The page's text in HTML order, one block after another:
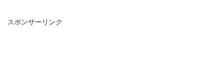
スポンサーリンク